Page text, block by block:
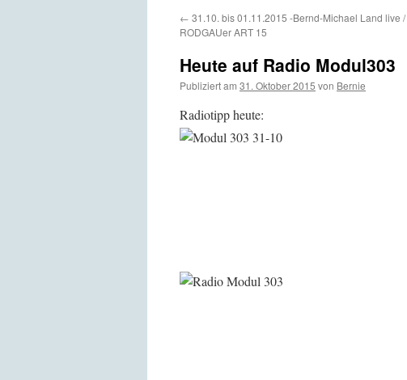
← 31.10. bis 01.11.2015 -Bernd-Michael Land live /
RODGAUer ART 15
Heute auf Radio Modul303
Publiziert am 31. Oktober 2015 von Bernie
Radiotipp heute: